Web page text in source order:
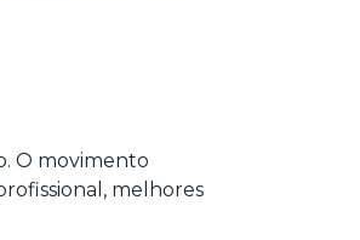
O movimento
melhores